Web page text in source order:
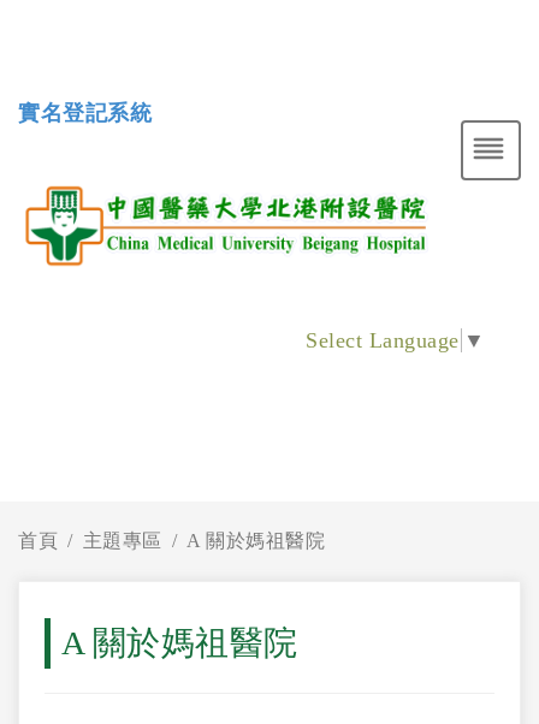
實名登記系統
Select Language ▼
首頁 主題專區 A 關於媽祖醫院
A 關於媽祖醫院